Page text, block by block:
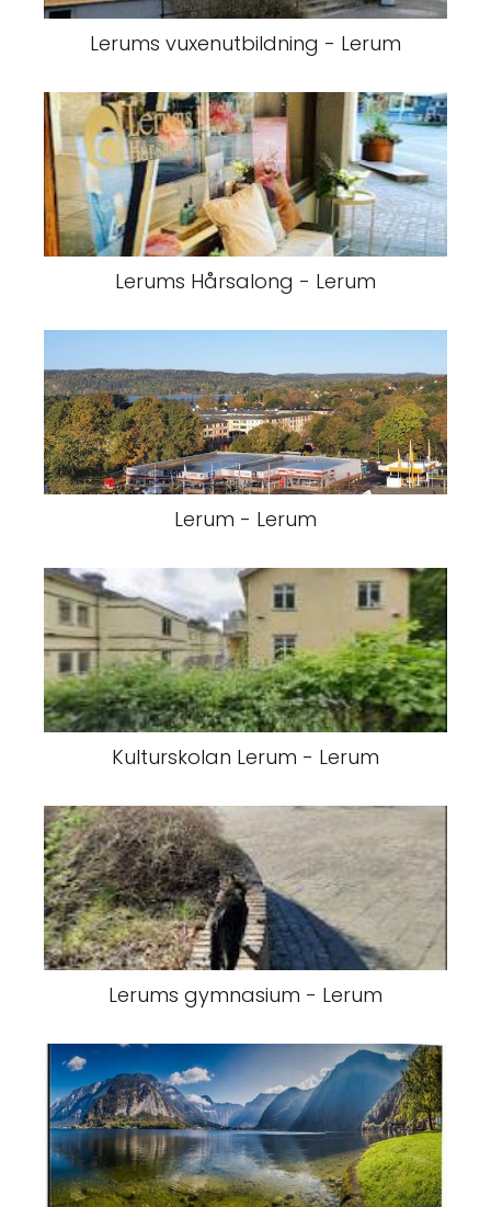
Lerums vuxenutbildning - Lerum
Lerums Hårsalong - Lerum
Lerum - Lerum
Kulturskolan Lerum - Lerum
Lerums gymnasium - Lerum